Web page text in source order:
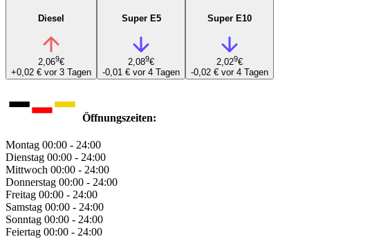
Diesel
2,069€
+0,02 € vor 3 Tagen
Super E5
2,089€
-0,01 € vor 4 Tagen
Super E10
2,029€
-0,02 € vor 4 Tagen
Öffnungszeiten:
Montag 00:00 - 24:00
Dienstag 00:00 - 24:00
Mittwoch 00:00 - 24:00
Donnerstag 00:00 - 24:00
Freitag 00:00 - 24:00
Samstag 00:00 - 24:00
Sonntag 00:00 - 24:00
Feiertag 00:00 - 24:00